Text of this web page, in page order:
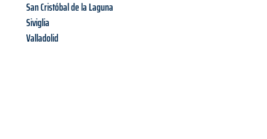
San Cristóbal de la Laguna
Siviglia
Valladolid